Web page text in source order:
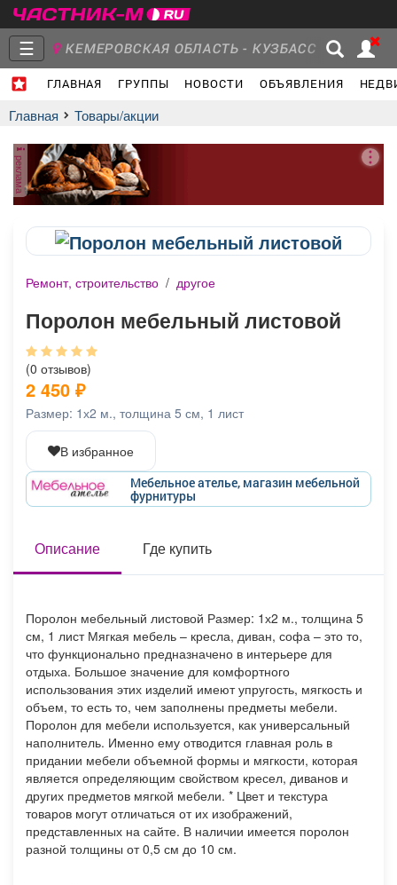
☰ КЕМЕРОВСКАЯ ОБЛАСТЬ - КУЗБАСС
ГЛАВНАЯ ГРУППЫ НОВОСТИ ОБЪЯВЛЕНИЯ
Главная
Объявления Недвижимость Услуги
Афиша Обучение
Товары Поздравления Погода
Я - пенсионер
Главная Товары/акции
реклама
Ремонт, строительство / другое
Поролон мебельный листовой
(0 отзывов)
2 450 ₽
Размер: 1х2 м., толщина 5 см, 1 лист
В избранное
Мебельное ателье, магазин мебельной
фурнитуры
Описание Где купить
Поролон мебельный листовой Размер: 1х2 м., толщина 5
см, 1 лист Мягкая мебель – кресла, диван, софа – это то,
что функционально предназначено в интерьере для
отдыха. Большое значение для комфортного
использования этих изделий имеют упругость, мягкость и
объем, то есть то, чем заполнены предметы мебели.
Поролон для мебели используется, как универсальный
наполнитель. Именно ему отводится главная роль в
придании мебели объемной формы и мягкости, которая
является определяющим свойством кресел, диванов и
других предметов мягкой мебели. * Цвет и текстура
товаров могут отличаться от их изображений,
представленных на сайте. В наличии имеется поролон
разной толщины от 0,5 см до 10 см.